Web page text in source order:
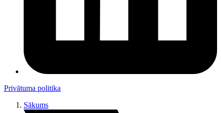
Privātuma politika
Sākums